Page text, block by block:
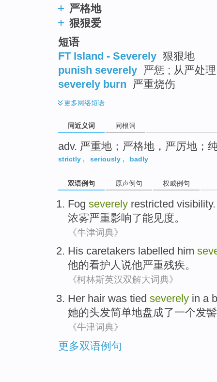
严格地
狠狠爱
短语
FT Island - Severely 狠狠地
punish severely 严惩 ; 从严处理
severely burn
严重烧伤
更多网络短语
同近义词 同根词
adv. 严重地；严格地，严厉地；
strictly , seriously , badly
双语例句 原声例句 权威例句
Fog severely restricted visibility.
浓雾严重影响了能见度。
《牛津词典》
His caretakers labelled him
他的看护人说他严重残疾。
《柯林斯英汉双解大词典》
Her hair was tied severely in a
她的头发简单地盘成了一个发髻
《牛津词典》
更多双语例句